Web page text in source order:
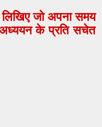
जो अपना समय
के प्रति सचेत